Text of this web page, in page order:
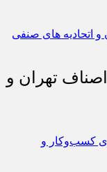
تهران و